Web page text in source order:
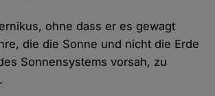
ohne dass er es gewagt
die die Sonne und nicht die Erde
Sonnensystems vorsah, zu